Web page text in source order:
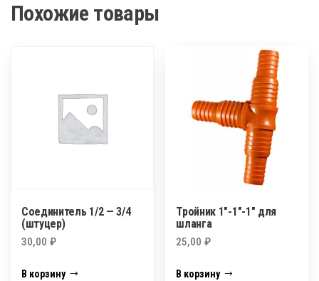
-Похожие товары
Соединитель 1/2 — 3/4
(штуцер)
30,00 ₽
В корзину
Тройник 1″-1″-1″ для
шланга
25,00₽
В корзину